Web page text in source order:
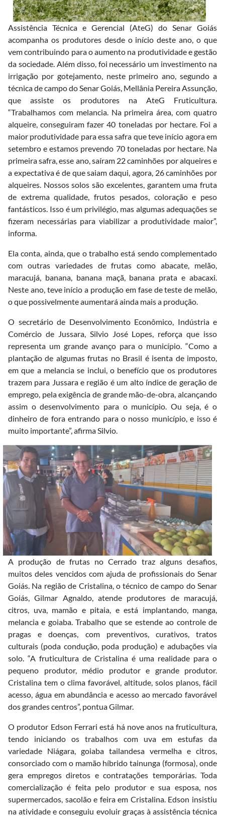
Assistência Técnica e Gerencial (AteG) do Senar Goiás
acompanha os produtores desde o início deste ano, o que
vem contribuindo para o aumento na produtividade e gestão
da sociedade. Além disso, foi necessário um investimento na
irrigação por gotejamento, neste primeiro ano, segundo a
técnica de campo do Senar Goiás, Mellânia Pereira Assunção,
que assiste os produtores na AteG Fruticultura.
“Trabalhamos com melancia. Na primeira área, com quatro
alqueire, conseguiram fazer 40 toneladas por hectare. Foi a
maior produtividade para essa safra que teve início agora em
setembro e estamos prevendo 70 toneladas por hectare. Na
primeira safra, esse ano, saíram 22 caminhões por alqueires e
a expectativa é de que saiam daqui, agora, 26 caminhões por
alqueires. Nossos solos são excelentes, garantem uma fruta
de extrema qualidade, frutos pesados, coloração e peso
fantásticos. Isso é um privilégio, mas algumas adequações se
fizeram necessárias para viabilizar a produtividade maior”,
informa.
Ela conta, ainda, que o trabalho está sendo complementado
com outras variedades de frutas como abacate, melão,
maracujá, banana, banana maçã, banana prata e abacaxi.
Neste ano, teve início a produção em fase de teste de melão,
o que possivelmente aumentará ainda mais a produção.
O secretário de Desenvolvimento Econômico, Indústria e
Comércio de Jussara, Silvio José Lopes, reforça que isso
representa um grande avanço para o município. “Como a
plantação de algumas frutas no Brasil é isenta de imposto,
em que a melancia se inclui, o benefício que os produtores
trazem para Jussara e região é um alto índice de geração de
emprego, pela exigência de grande mão-de-obra, alcançando
assim o desenvolvimento para o município. Ou seja, é o
dinheiro de fora entrando para o nosso município, e isso é
muito importante”, afirma Silvio.
A produção de frutas no Cerrado traz alguns desafios,
muitos deles vencidos com ajuda de profissionais do Senar
Goiás. Na região de Cristalina, o técnico de campo do Senar
Goiás, Gilmar Agnaldo, atende produtores de maracujá,
citros, uva, mamão e pitaia, e está implantando, manga,
melancia e goiaba. Trabalho que se estende ao controle de
pragas e doenças, com preventivos, curativos, tratos
culturais (poda condução, poda produção) e adubações via
solo. “A fruticultura de Cristalina é uma realidade para o
pequeno produtor, médio produtor e grande produtor.
Cristalina tem o clima favorável, altitude, solos planos, fácil
acesso, água em abundância e acesso ao mercado favorável
dos grandes centros”, pontua Gilmar.
O produtor Edson Ferrari está há nove anos na fruticultura,
tendo iniciando os trabalhos com uva em estufas da
variedade Niágara, goiaba tailandesa vermelha e citros,
consorciado com o mamão híbrido tainunga (formosa), onde
gera empregos diretos e contratações temporárias. Toda
comercialização é feita pelo produtor e sua esposa, nos
supermercados, sacolão e feira em Cristalina. Edson insistiu
na atividade e conseguiu evoluir graças à assistência técnica